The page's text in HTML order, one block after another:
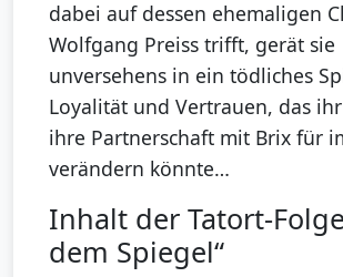
dabei auf dessen ehemaligen
Wolfgang Preiss trifft, gerät sie
unversehens in ein tödliches
Loyalität und Vertrauen, das
ihre Partnerschaft mit Brix für
verändern könnte…
Inhalt der Tatort-
dem Spiegel“